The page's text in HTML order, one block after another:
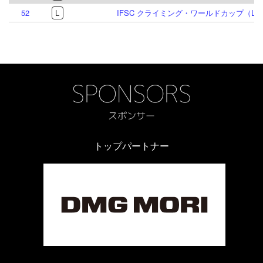
52
L IFSC クライミング・ワールドカップ（L
トップパートナー